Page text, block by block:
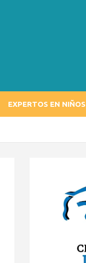
EXPERTOS EN NIÑOS